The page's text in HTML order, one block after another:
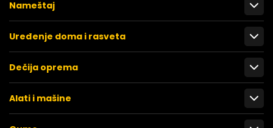
Nameštaj
Uređenje doma i rasveta
Dečija oprema
Alati i mašine